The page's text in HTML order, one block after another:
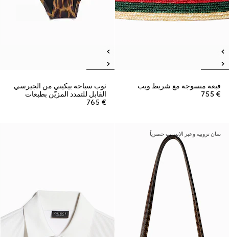
قبعة منسوجة مع شريط ويب
€ 755
ثوب سباحة بيكيني من الجيرسي
القابل للتمدد المزيّن بطبعات
€ 765
سان تروبيه وعبر الإنترنت حصرياً